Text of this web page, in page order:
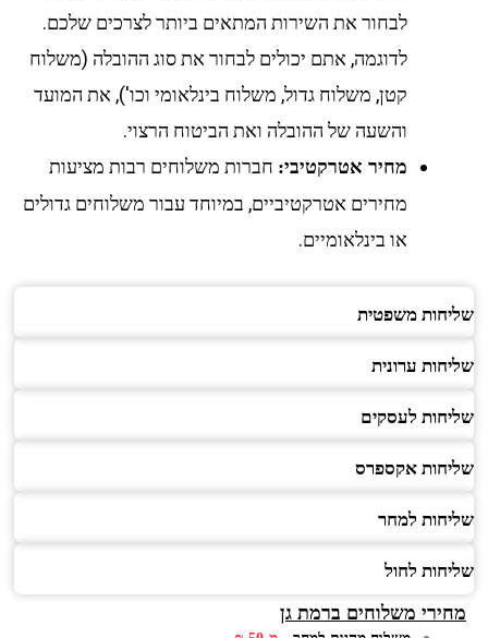
לבחור את השירות המתאים ביותר לצרכים שלכם.
לדוגמה, אתם יכולים לבחור את סוג ההובלה (משלוח
קטן, משלוח גדול, משלוח בינלאומי וכו'), את המועד
והשעה של ההובלה ואת הביטוח הרצוי.
מחיר אטרקטיבי:חברות משלוחים רבות מציעות
מחירים אטרקטיביים, במיוחד עבור משלוחים גדולים
או בינלאומיים.
משפטית
ערונית
לעסקים
אקספרס
למחר
לחול
משלוחים ברמת גן